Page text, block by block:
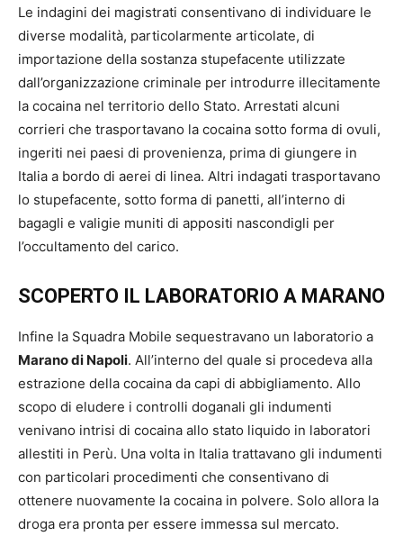
Le indagini dei magistrati consentivano di individuare le
diverse modalità, particolarmente articolate, di
importazione della sostanza stupefacente utilizzate
dall’organizzazione criminale per introdurre illecitamente
la cocaina nel territorio dello Stato. Arrestati alcuni
corrieri che trasportavano la cocaina sotto forma di ovuli,
ingeriti nei paesi di provenienza, prima di giungere in
Italia a bordo di aerei di linea. Altri indagati trasportavano
lo stupefacente, sotto forma di panetti, all’interno di
bagagli e valigie muniti di appositi nascondigli per
l’occultamento del carico.
SCOPERTO IL LABORATORIO A MARANO
Infine la Squadra Mobile sequestravano un laboratorio a
Marano di Napoli. All’interno del quale si procedeva alla
estrazione della cocaina da capi di abbigliamento. Allo
scopo di eludere i controlli doganali gli indumenti
venivano intrisi di cocaina allo stato liquido in laboratori
allestiti in Perù. Una volta in Italia trattavano gli indumenti
con particolari procedimenti che consentivano di
ottenere nuovamente la cocaina in polvere. Solo allora la
droga era pronta per essere immessa sul mercato.